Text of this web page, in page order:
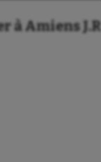
à Amiens J.R